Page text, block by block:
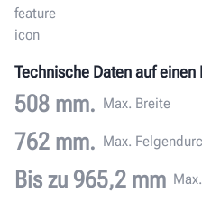
Technische Daten auf einen
508 mm. Max. Breite
762 mm. Max.
Bis zu 965,2 mm